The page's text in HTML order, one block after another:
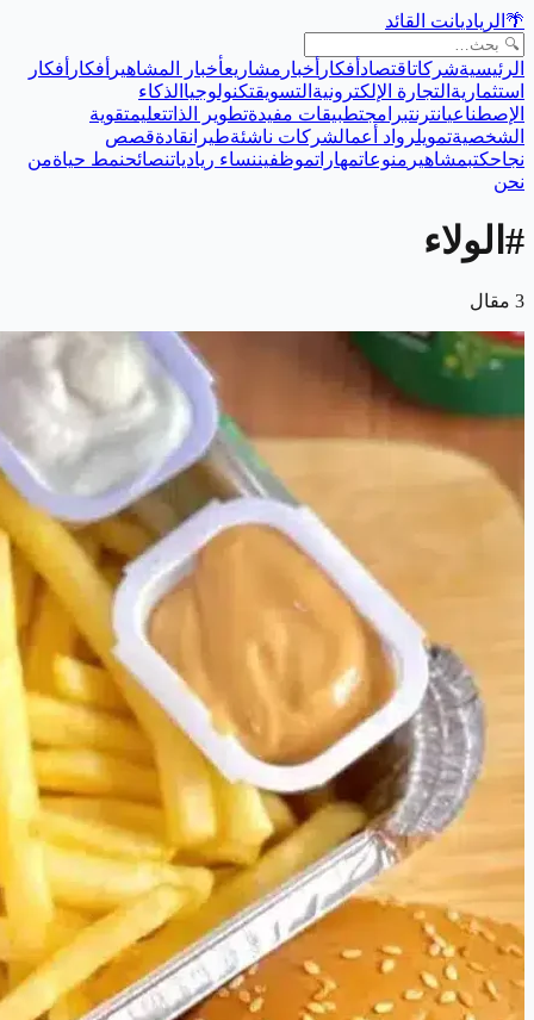
🌴 الرياديانت القائد
الرئيسيةشركاتاقتصاد أفكار أخبار مشاريعأخبار المشاهير أفكار أفكار
استثمارية التجارة الإلكترونية التسويقتكنولوجيا الذكاء
الإصطناعيانترنتبرامجتطبيقات مفيدةتطوير الذاتتعليمتقوية
الشخصيةتمويلرواد أعمالشركات ناشئةطيرانقادةقصص
نجاحكتبمشاهير منوعاتمهاراتموظفيننساء ريادياتنصائحنمط حياةمن
نحن
# الولاء
3 مقال